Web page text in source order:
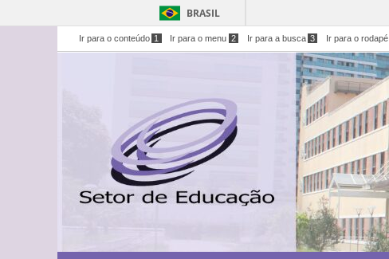
BRASIL
Ir para o conteúdo 1 Ir para o menu 2 Ir para a busca 3 Ir para o rodapé